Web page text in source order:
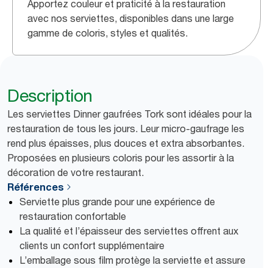
Apportez couleur et praticité à la restauration
avec nos serviettes, disponibles dans une large
gamme de coloris, styles et qualités.
Description
Les serviettes Dinner gaufrées Tork sont idéales pour la
restauration de tous les jours. Leur micro-gaufrage les
rend plus épaisses, plus douces et extra absorbantes.
Proposées en plusieurs coloris pour les assortir à la
décoration de votre restaurant.
Références
Serviette plus grande pour une expérience de
restauration confortable
La qualité et l’épaisseur des serviettes offrent aux
clients un confort supplémentaire
L’emballage sous film protège la serviette et assure